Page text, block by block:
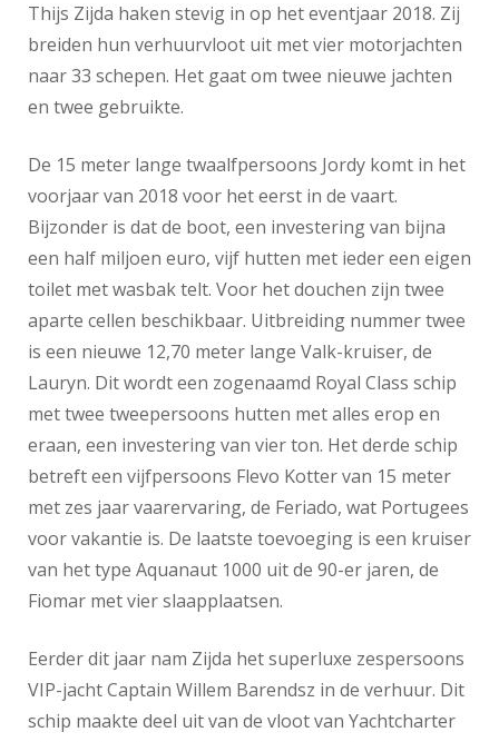
Thijs Zijda haken stevig in op het eventjaar 2018. Zij
breiden hun verhuurvloot uit met vier motorjachten
naar 33 schepen. Het gaat om twee nieuwe jachten
en twee gebruikte.
De 15 meter lange twaalfpersoons Jordy komt in het
voorjaar van 2018 voor het eerst in de vaart.
Bijzonder is dat de boot, een investering van bijna
een half miljoen euro, vijf hutten met ieder een eigen
toilet met wasbak telt. Voor het douchen zijn twee
aparte cellen beschikbaar. Uitbreiding nummer twee
is een nieuwe 12,70 meter lange Valk-kruiser, de
Lauryn. Dit wordt een zogenaamd Royal Class schip
met twee tweepersoons hutten met alles erop en
eraan, een investering van vier ton. Het derde schip
betreft een vijfpersoons Flevo Kotter van 15 meter
met zes jaar vaarervaring, de Feriado, wat Portugees
voor vakantie is. De laatste toevoeging is een kruiser
van het type Aquanaut 1000 uit de 90-er jaren, de
Fiomar met vier slaapplaatsen.
Eerder dit jaar nam Zijda het superluxe zespersoons
VIP-jacht Captain Willem Barendsz in de verhuur. Dit
schip maakte deel uit van de vloot van Yachtcharter